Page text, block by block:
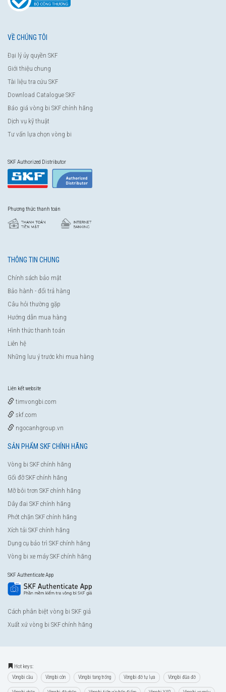
VỀ CHÚNG TÔI
Đại lý ủy quyền SKF
Giới thiệu chung
Tài liệu tra cứu SKF
Download Catalogue SKF
Báo giá vòng bi SKF chính hãng
Dịch vụ kỹ thuật
Tư vấn lựa chọn vòng bi
SKF Authorized Distributor
Phương thức thanh toán
THÔNG TIN CHUNG
Chính sách bảo mật
Bảo hành - đổi trả hàng
Câu hỏi thường gặp
Hướng dẫn mua hàng
Hình thức thanh toán
Liên hệ
Những lưu ý trước khi mua hàng
Liên kết website
timvongbi.com
skf.com
ngocanhgroup.vn
SẢN PHẨM SKF CHÍNH HÃNG
Vòng bi SKF chính hãng
Gối đỡ SKF chính hãng
Mỡ bôi trơn SKF chính hãng
Dây đai SKF chính hãng
Phớt chặn SKF chính hãng
Xích tải SKF chính hãng
Dụng cụ bảo trì SKF chính hãng
Vòng bi xe máy SKF chính hãng
SKF Authenticate App
Cách phân biệt vòng bi SKF giả
Xuất xứ vòng bi SKF chính hãng
Hot keys:
Vòng bi cầu Vòng bi côn Vòng bi tang trống Vòng bi đỡ tự lựa Vòng bi đũa đỡ